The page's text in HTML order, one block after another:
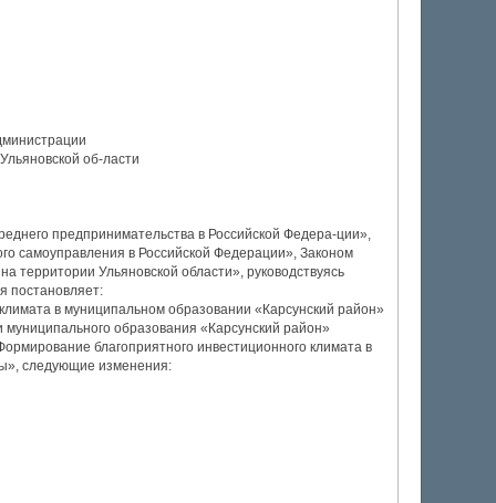
об-ласти
предпринимательства в Российской Федера-ции»,
самоуправления в Российской Федерации», Законом
территории Ульяновской области», руководствуясь
постановляет:
в муниципальном образовании «Карсунский район»
образования «Карсунский район»
благоприятного инвестиционного климата в
следующие изменения: